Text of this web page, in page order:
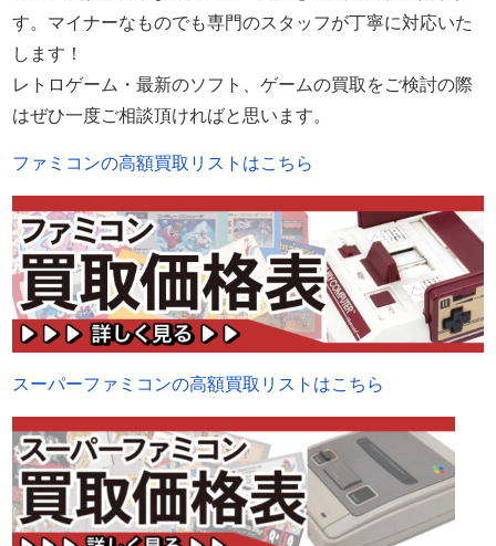
す。マイナーなものでも専門のスタッフが丁寧に対応いた
します！
レトロゲーム・最新のソフト、ゲームの買取をご検討の際
はぜひ一度ご相談頂ければと思います。
ファミコンの高額買取リストはこちら
スーパーファミコンの高額買取リストはこちら